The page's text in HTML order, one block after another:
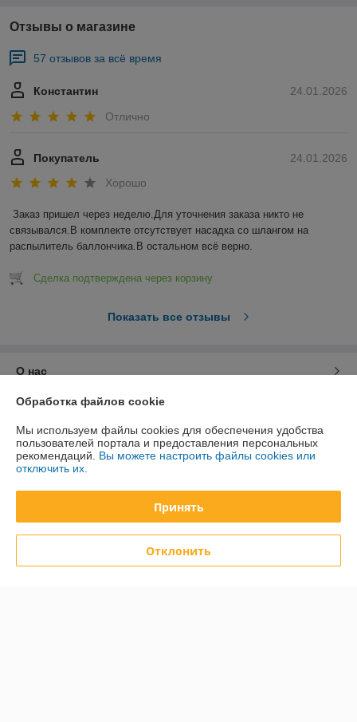
Отзывы о магазине
57 отзывов за всё время
24.01.2026
Константин
Отлично
24.01.2026
Покупатель
Хорошо
Заказ пришел через неделю.Для уточнения заказа никто не
связывался.В комплекте отсутствует насадка со шлангом на
распылитель баллончика.В остальном всё верно.
Сделка подтверждена через корзину
Показать все отзывы
О нас
Контакты
Доставка и оплата
Полная версия сайта
Политика обработки cookies
Обработка файлов cookie
Мы используем файлы cookies для обеспечения удобства
пользователей портала и предоставления персональных
рекомендаций. Вы можете настроить файлы cookies или
отключить их.
Принять
Отклонить